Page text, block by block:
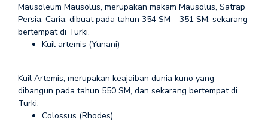
Mausoleum Mausolus, merupakan makam Mausolus, Satrap
Persia, Caria, dibuat pada tahun 354 SM – 351 SM, sekarang
bertempat di Turki.
Kuil artemis (Yunani)
Kuil Artemis, merupakan keajaiban dunia kuno yang
dibangun pada tahun 550 SM, dan sekarang bertempat di
Turki.
Colossus (Rhodes)